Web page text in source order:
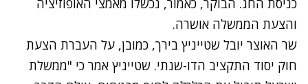
כניסת החג. הבוקר, כאמור, נכשלו מאמצי האופוזיציה
והצעת הממשלה אושרה.
שר האוצר יובל שטייניץ בירך, כמובן, על העברת הצעת
חוק יסוד התקציב הדו-שנתי. שטייניץ אמר כי "ממשלת